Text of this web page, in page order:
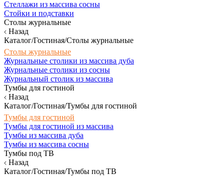
Стеллажи из массива сосны
Стойки и подставки
Столы журнальные
Назад
Каталог/Гостиная/Столы журнальные
Столы журнальные
Журнальные столики из массива дуба
Журнальные столики из сосны
Журнальный столик из массива
Тумбы для гостиной
Назад
Каталог/Гостиная/Тумбы для гостиной
Тумбы для гостиной
Тумбы для гостиной из массива
Тумбы из массива дуба
Тумбы из массива сосны
Тумбы под ТВ
Назад
Каталог/Гостиная/Тумбы под ТВ